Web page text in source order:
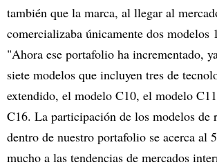
también que la marca, al llegar al
comercializaba únicamente dos modelos
"Ahora ese portafolio ha incrementado,
siete modelos que incluyen tres de
extendido, el modelo C10, el modelo
C16. La participación de los modelos de
dentro de nuestro portafolio se acerca al
mucho a las tendencias de mercados